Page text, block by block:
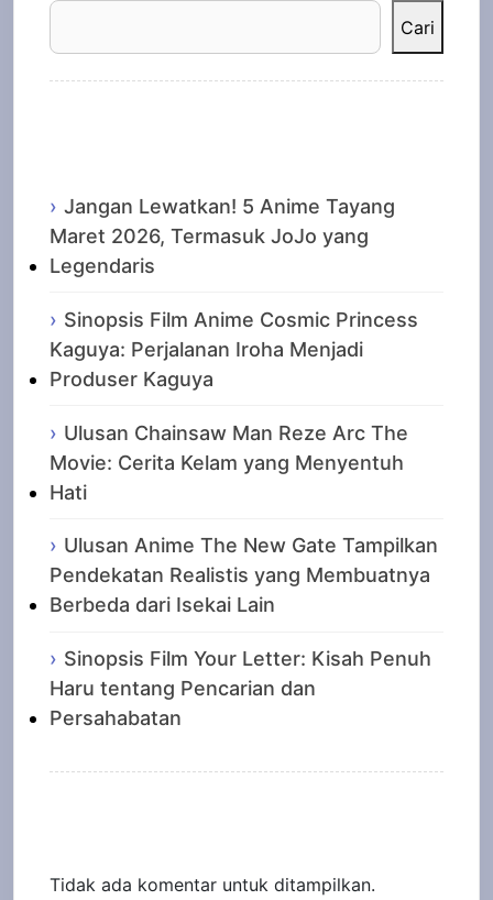
Cari
Jangan Lewatkan! 5 Anime Tayang
Maret 2026, Termasuk JoJo yang
Legendaris
Sinopsis Film Anime Cosmic Princess
Kaguya: Perjalanan Iroha Menjadi
Produser Kaguya
Ulusan Chainsaw Man Reze Arc The
Movie: Cerita Kelam yang Menyentuh
Hati
Ulusan Anime The New Gate Tampilkan
Pendekatan Realistis yang Membuatnya
Berbeda dari Isekai Lain
Sinopsis Film Your Letter: Kisah Penuh
Haru tentang Pencarian dan
Persahabatan
Tidak ada komentar untuk ditampilkan.